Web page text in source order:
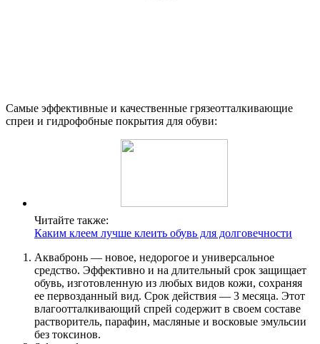
Самые эффективные и качественные грязеотталкивающие
спреи и гидрофобные покрытия для обуви:
Читайте также:
Каким клеем лучше клеить обувь для долговечности
Аквабронь — новое, недорогое и универсальное
средство. Эффективно и на длительный срок защищает
обувь, изготовленную из любых видов кожи, сохраняя
ее первозданный вид. Срок действия — 3 месяца. Этот
влагоотталкивающий спрей содержит в своем составе
растворитель, парафин, масляные и восковые эмульсии
без токсинов.